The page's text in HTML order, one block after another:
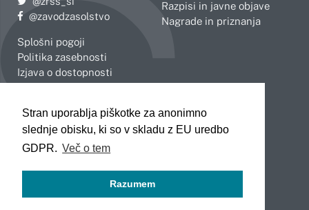
Stran uporablja piškotke za anonimno
slednje obisku, ki so v skladu z EU uredbo
GDPR. Več o tem
Razumem
Pojdite na Facebook:
@zavodzasolstvo
Splošni pogoji
Politika zasebnosti
Izjava o dostopnosti
Razpisi in javne objave
Nagrade in priznanja
Celje
Koper
Kranj
Novo mesto
Slovenj Gradec